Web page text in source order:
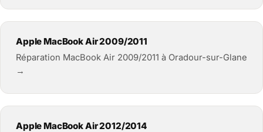
Apple MacBook Air 2009/2011
Réparation MacBook Air 2009/2011 à Oradour-sur-Glane
→
Apple MacBook Air 2012/2014